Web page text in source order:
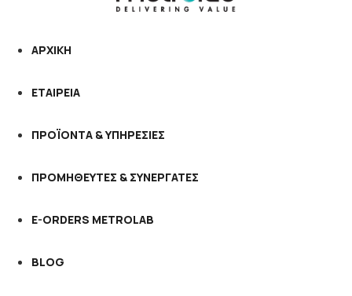
ΑΡΧΙΚΗ
ΕΤΑΙΡΕΙΑ
ΠΡΟΪΟΝΤΑ & ΥΠΗΡΕΣΙΕΣ
ΠΡΟΜΗΘΕΥΤΕΣ & ΣΥΝΕΡΓΑΤΕΣ
E-ORDERS METROLAB
BLOG